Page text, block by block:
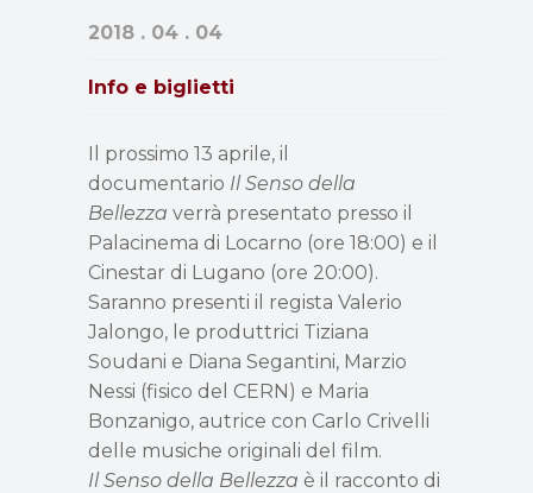
2018 . 04 . 04
Info e biglietti
Il prossimo 13 aprile, il
documentario Il Senso della
Bellezza verrà presentato presso il
Palacinema di Locarno (ore 18:00) e il
Cinestar di Lugano (ore 20:00).
Saranno presenti il regista Valerio
Jalongo, le produttrici Tiziana
Soudani e Diana Segantini, Marzio
Nessi (fisico del CERN) e Maria
Bonzanigo, autrice con Carlo Crivelli
delle musiche originali del film.
Il Senso della Bellezza è il racconto di